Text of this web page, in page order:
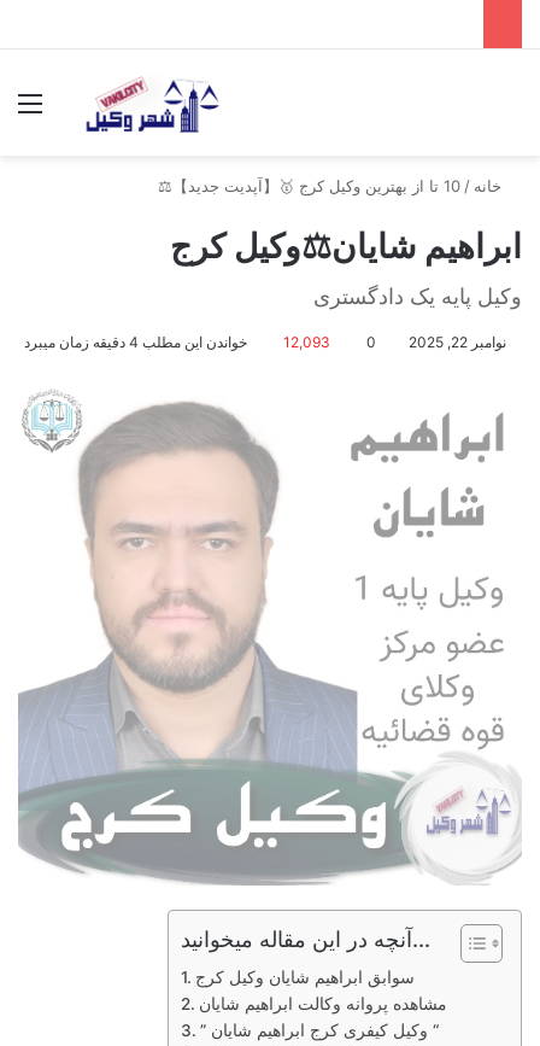
خانه / 10 تا از بهترین وکیل کرج 🥇【آپدیت جدید】⚖️
ابراهیم شایان⚖️وکیل کرج
وکیل پایه یک دادگستری
نوامبر 22, 2025 0
12,093 خواندن این مطلب 4 دقیقه زمان میبرد
آنچه در این مقاله میخوانید...
سوابق ابراهیم شایان وکیل کرج
مشاهده پروانه وکالت ابراهیم شایان
” وکیل کیفری کرج ابراهیم شایان “